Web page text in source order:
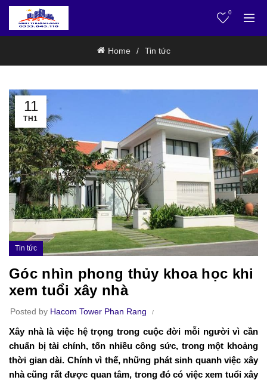
0
Home Tin tức
11
TH1
Tin tức
Góc nhìn phong thủy khoa học khi
xem tuổi xây nhà
Posted by Hacom Tower Phan Rang
Xây nhà là việc hệ trọng trong cuộc đời mỗi người vì cần
chuẩn bị tài chính, tốn nhiều công sức, trong một khoảng
thời gian dài. Chính vì thế, những phát sinh quanh việc xây
nhà cũng rất được quan tâm, trong đó có việc xem tuổi xây